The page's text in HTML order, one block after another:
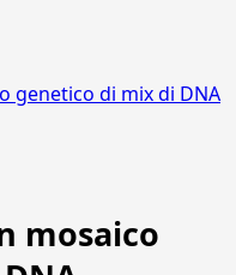
genetico di mix di DNA
mosaico